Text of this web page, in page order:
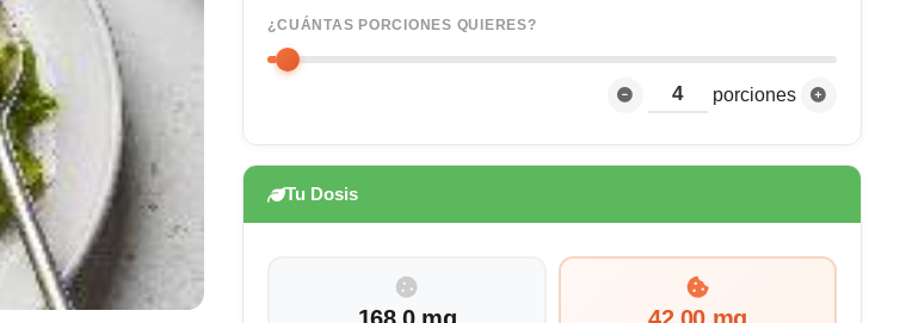
¿CUÁNTAS PORCIONES QUIERES?
porciones
Tu Dosis
168.0 mg 42.00 mg